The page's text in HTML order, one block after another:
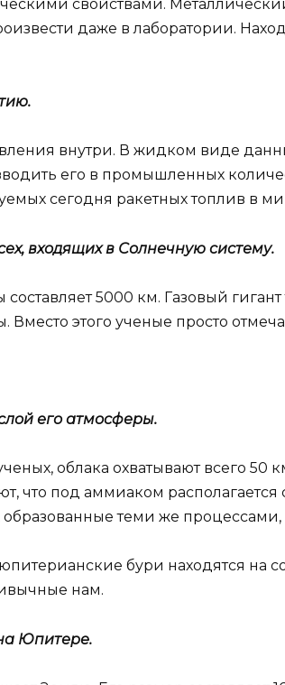
свойствами.
даже в лаборатории.
внутри. В жидком виде
его в промышленных
сегодня ракетных топлив в
входящих в Солнечную систему.
5000 км. Газовый
этого ученые просто
его атмосферы.
облака охватывают всего 50
что под аммиаком
теми же процессами,
бури находятся на
нам.
Юпитере.